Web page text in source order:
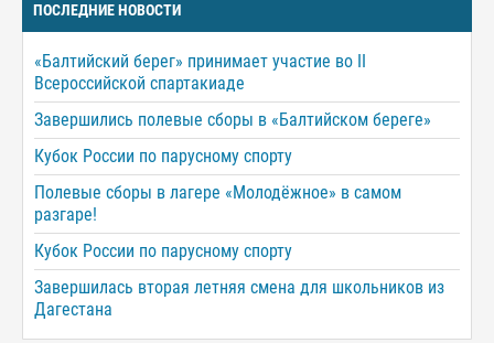
ПОСЛЕДНИЕ НОВОСТИ
«Балтийский берег» принимает участие во II
Всероссийской спартакиаде
Завершились полевые сборы в «Балтийском береге»
Кубок России по парусному спорту
Полевые сборы в лагере «Молодёжное» в самом
разгаре!
Кубок России по парусному спорту
Завершилась вторая летняя смена для школьников из
Дагестана